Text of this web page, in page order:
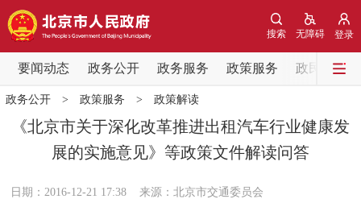
登录
无障碍
搜索
要闻动态 政务公开 政务服务 政策服务 政民互动
要闻动态
党中央精神 国务院信息
北京要闻 会议信息 部门动态
政务公开> 政策服务 > 政策解读
《北京市关于深化改革推进出租汽车行业健康发
展的实施意见》等政策文件解读问答
日期：2016-12-21 17:38 来源：北京市交通委员会